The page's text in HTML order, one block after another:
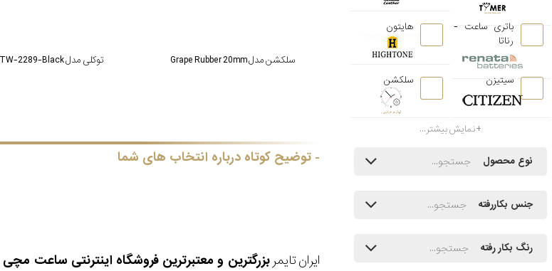
سلکشن مدل Grape Rubber 20mm توکلی مدل TW-2289-Black
توضیح کوتاه درباره انتخاب های شما
ایران تایمربزرگترین و معتبرترین فروشگاه اینترنتی ساعت مچی
باتری ساعت -
رناتا
هایتون
سیتیزن سلکشن
نمایش بیشتر...
نوع محصول
جنس بکاررفته
رنگ بکار رفته